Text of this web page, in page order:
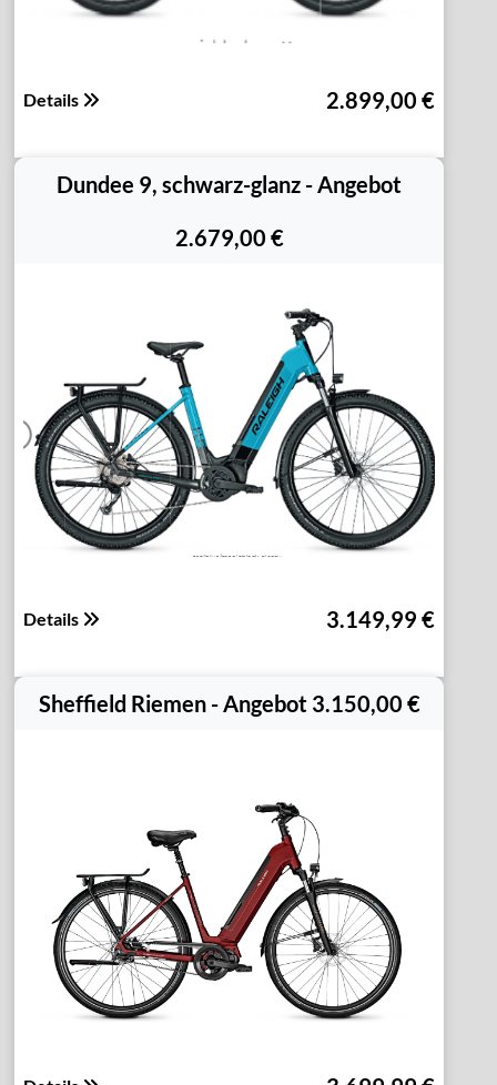
Details 2.899,00 €
Dundee 9, schwarz-glanz - Angebot
2.679,00 €
Details 3.149,99 €
Sheffield Riemen - Angebot 3.150,00 €